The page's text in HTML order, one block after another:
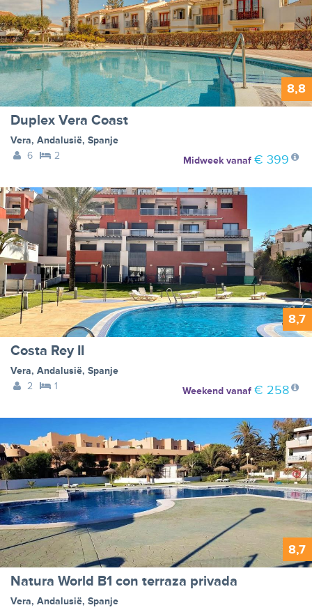
8,8
Duplex Vera Coast
Vera, Andalusië, Spanje
6
2 Midweekvanaf € 399
8,7
Costa Rey II
Vera, Andalusië, Spanje
2
1 Weekendvanaf € 258
8,7
Natura World B1 con terraza privada
Vera, Andalusië, Spanje